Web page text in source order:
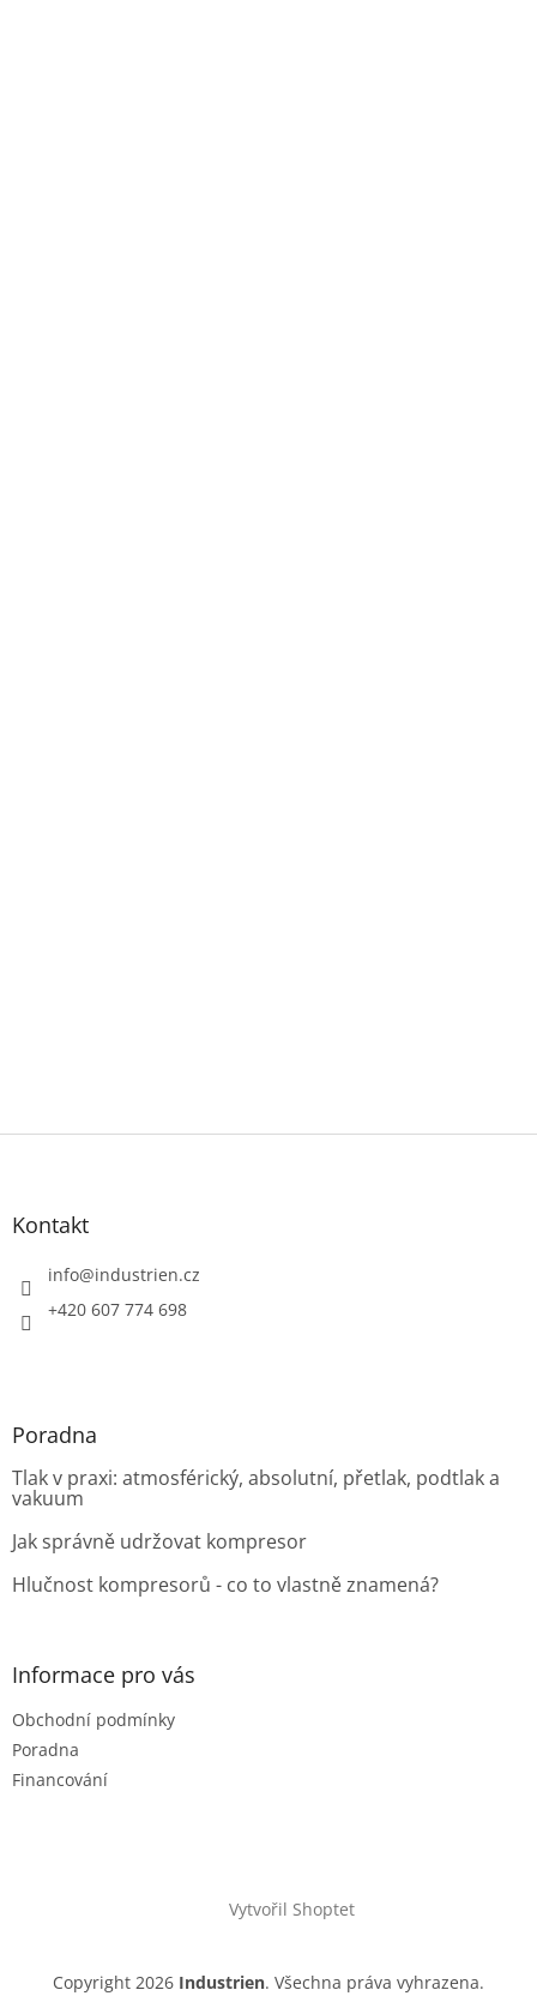
Z
Kontakt
info@industrien.cz
+420 607 774 698
Poradna
Tlak v praxi: atmosférický, absolutní, přetlak, podtlak a
vakuum
Jak správně udržovat kompresor
Hlučnost kompresorů - co to vlastně znamená?
Informace pro vás
Obchodní podmínky
Poradna
Financování
Vytvořil Shoptet
Copyright 2026 Industrien. Všechna práva vyhrazena.